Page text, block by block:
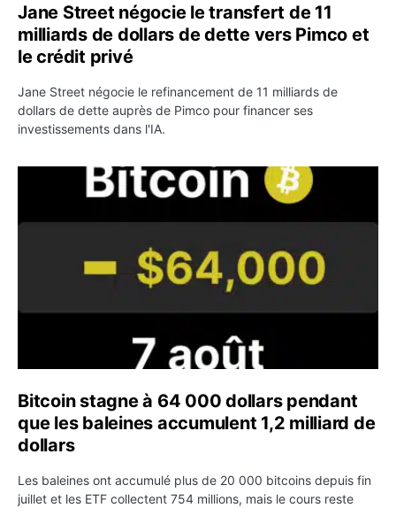
Jane Street négocie le transfert de 11
milliards de dollars de dette vers Pimco et
le crédit privé
Jane Street négocie le refinancement de 11 milliards de
dollars de dette auprès de Pimco pour financer ses
investissements dans l'IA.
Bitcoin stagne à 64 000 dollars pendant que les
Bitcoin stagne à 64 000 dollars pendant
que les baleines accumulent 1,2 milliard de
dollars
Les baleines ont accumulé plus de 20 000 bitcoins depuis fin
juillet et les ETF collectent 754 millions, mais le cours reste